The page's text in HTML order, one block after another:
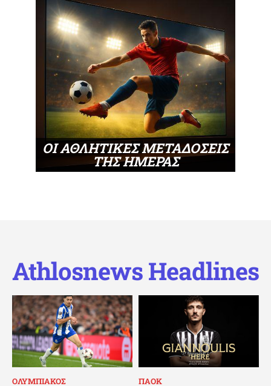
ΟΙ ΑΘΛΗΤΙΚΕΣ ΜΕΤΑΔΟΣΕΙΣ
ΤΗΣ ΗΜΕΡΑΣ
Athlosnews Headlines
ΟΛΥΜΠΙΑΚΟΣ ΠΑΟΚ